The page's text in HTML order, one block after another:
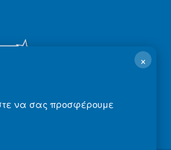
×
να σας προσφέρουμε